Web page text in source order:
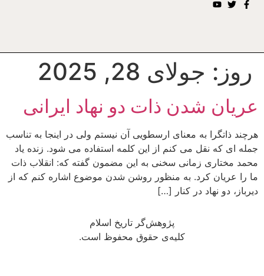
روز: جولای 28, 2025
عریان شدن ذات دو نهاد ایرانی
هرچند ذاتگرا به معنای ارسطویی آن نیستم ولی در اینجا به تناسب
جمله ای که نقل می کنم از این کلمه استفاده می شود. زنده یاد
محمد مختاری زمانی سخنی به این مضمون گفته که: انقلاب ذات
ما را عریان کرد. به منظور روشن شدن موضوع اشاره کنم که از
دیرباز، دو نهاد در کنار […]
پژوهش‌گر تاریخ اسلام
کلیه‌ی حقوق محفوظ است.